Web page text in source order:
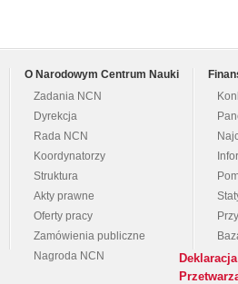
O Narodowym Centrum Nauki
Zadania NCN
Dyrekcja
Rada NCN
Koordynatorzy
Struktura
Akty prawne
Oferty pracy
Zamówienia publiczne
Nagroda NCN